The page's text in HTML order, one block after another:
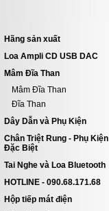
Hãng sản xuất
Loa Ampli CD USB DAC
Mâm Đĩa Than
Mâm Đĩa Than
Đĩa Than
Dây Dẫn và Phụ Kiện
Chân Triệt Rung - Phụ Kiện
Đặc Biệt
Tai Nghe và Loa Bluetooth
HOTLINE - 090.68.171.68
Hộp tiếp mát điện